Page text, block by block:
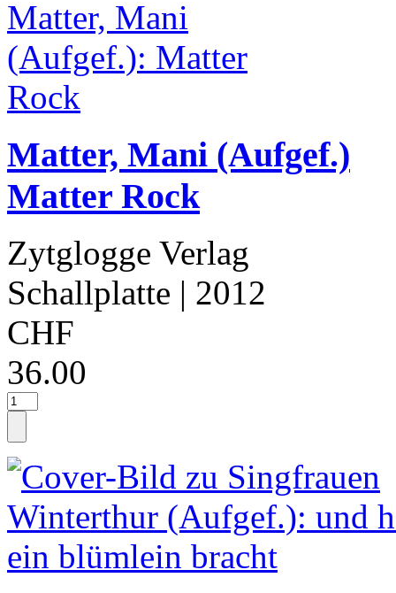
Matter, Mani (Aufgef.)
Matter Rock
Zytglogge Verlag
Schallplatte | 2012
CHF
36.00